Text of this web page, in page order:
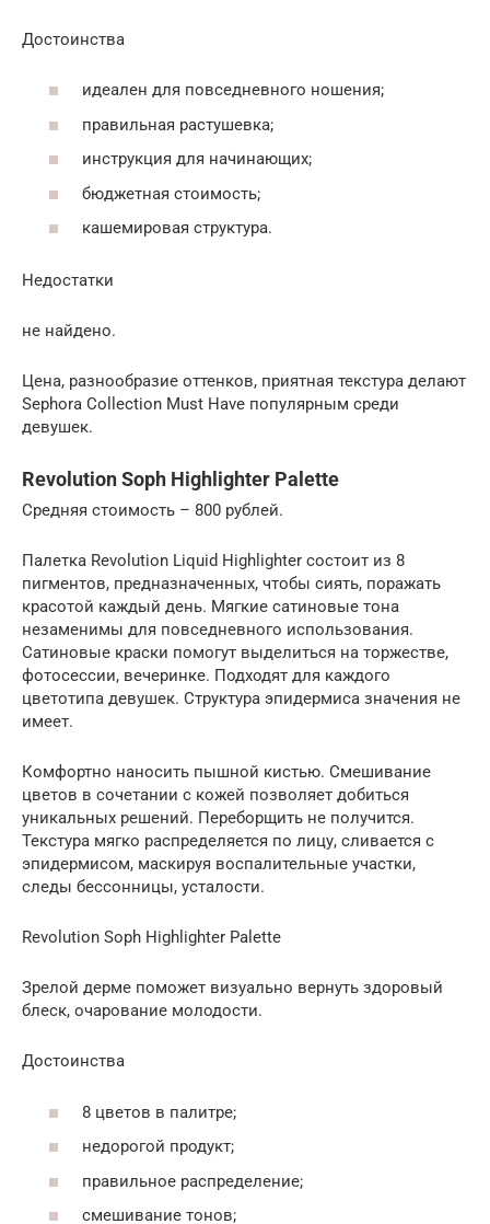
Достоинства
идеален для повседневного ношения;
правильная растушевка;
инструкция для начинающих;
бюджетная стоимость;
кашемировая структура.
Недостатки
не найдено.
Цена, разнообразие оттенков, приятная текстура делают
Sephora Collection Must Have популярным среди
девушек.
Revolution Soph Highlighter Palette
Средняя стоимость – 800 рублей.
Палетка Revolution Liquid Highlighter состоит из 8
пигментов, предназначенных, чтобы сиять, поражать
красотой каждый день. Мягкие сатиновые тона
незаменимы для повседневного использования.
Сатиновые краски помогут выделиться на торжестве,
фотосессии, вечеринке. Подходят для каждого
цветотипа девушек. Структура эпидермиса значения не
имеет.
Комфортно наносить пышной кистью. Смешивание
цветов в сочетании с кожей позволяет добиться
уникальных решений. Переборщить не получится.
Текстура мягко распределяется по лицу, сливается с
эпидермисом, маскируя воспалительные участки,
следы бессонницы, усталости.
Revolution Soph Highlighter Palette
Зрелой дерме поможет визуально вернуть здоровый
блеск, очарование молодости.
Достоинства
8 цветов в палитре;
недорогой продукт;
правильное распределение;
смешивание тонов;